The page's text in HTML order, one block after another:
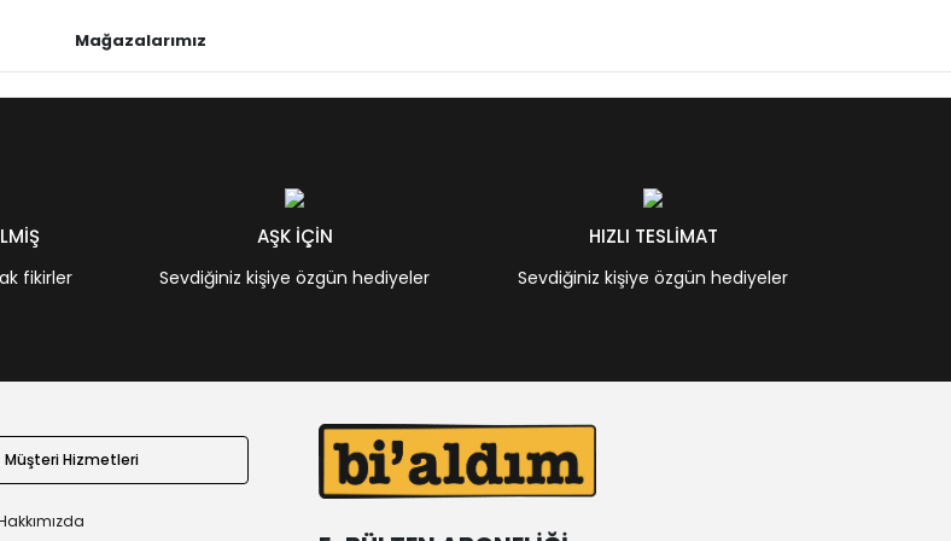
Mağazalarımız
fikirler
AŞK İÇİN
Sevdiğiniz kişiye özgün hediyeler
HIZLI TESLİMAT
Sevdiğiniz kişiye özgün hediyeler
Müşteri Hizmetleri